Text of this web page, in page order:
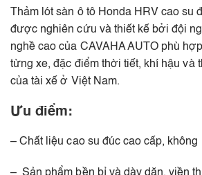
Thảm lót sàn ô tô Honda HRV cao su
được nghiên cứu và thiết kế bởi đội
nghề cao của CAVAHA AUTO phù
từng xe, đặc điểm thời tiết, khí hậu và
của tài xế ở Việt Nam.
Ưu điểm:
– Chất liệu cao su đúc cao cấp, không
– Sản phẩm bền bỉ và dày dặn, viền